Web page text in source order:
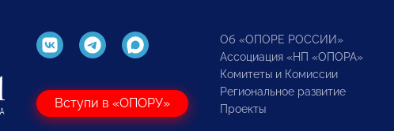
Вступи в «ОПОРУ»
Об «ОПОРЕ РОССИИ»
Ассоциация «НП «ОПОРА»
Комитеты и Комиссии
Региональное развитие
Проекты